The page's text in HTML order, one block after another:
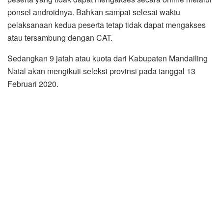
ponsel androidnya. Bahkan sampai selesai waktu
pelaksanaan kedua peserta tetap tidak dapat mengakses
atau tersambung dengan CAT.
Sedangkan 9 jatah atau kuota dari Kabupaten Mandailing
Natal akan mengikuti seleksi provinsi pada tanggal 13
Februari 2020.